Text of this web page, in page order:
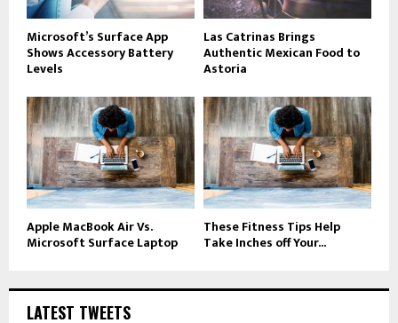
Microsoft’s Surface App
Shows Accessory Battery
Levels
Las Catrinas Brings
Authentic Mexican Food to
Astoria
Apple MacBook Air Vs.
Microsoft Surface Laptop
These Fitness Tips Help
Take Inches off Your...
LATEST TWEETS